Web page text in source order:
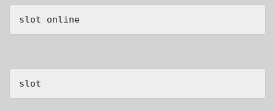
slot online
slot